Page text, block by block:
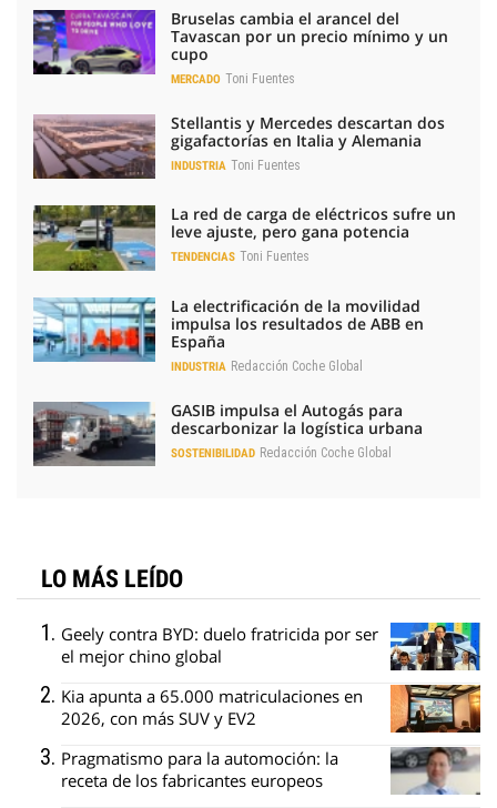
Bruselas cambia el arancel del
Tavascan por un precio mínimo y un
cupo
MERCADO Toni Fuentes
Stellantis y Mercedes descartan dos
gigafactorías en Italia y Alemania
INDUSTRIA Toni Fuentes
La red de carga de eléctricos sufre un
leve ajuste, pero gana potencia
TENDENCIAS Toni Fuentes
La electrificación de la movilidad
impulsa los resultados de ABB en
España
INDUSTRIA Redacción Coche Global
GASIB impulsa el Autogás para
descarbonizar la logística urbana
SOSTENIBILIDAD Redacción Coche Global
LO MÁS LEÍDO
Geely contra BYD: duelo fratricida por ser
el mejor chino global
Kia apunta a 65.000 matriculaciones en
2026, con más SUV y EV2
Pragmatismo para la automoción: la
receta de los fabricantes europeos